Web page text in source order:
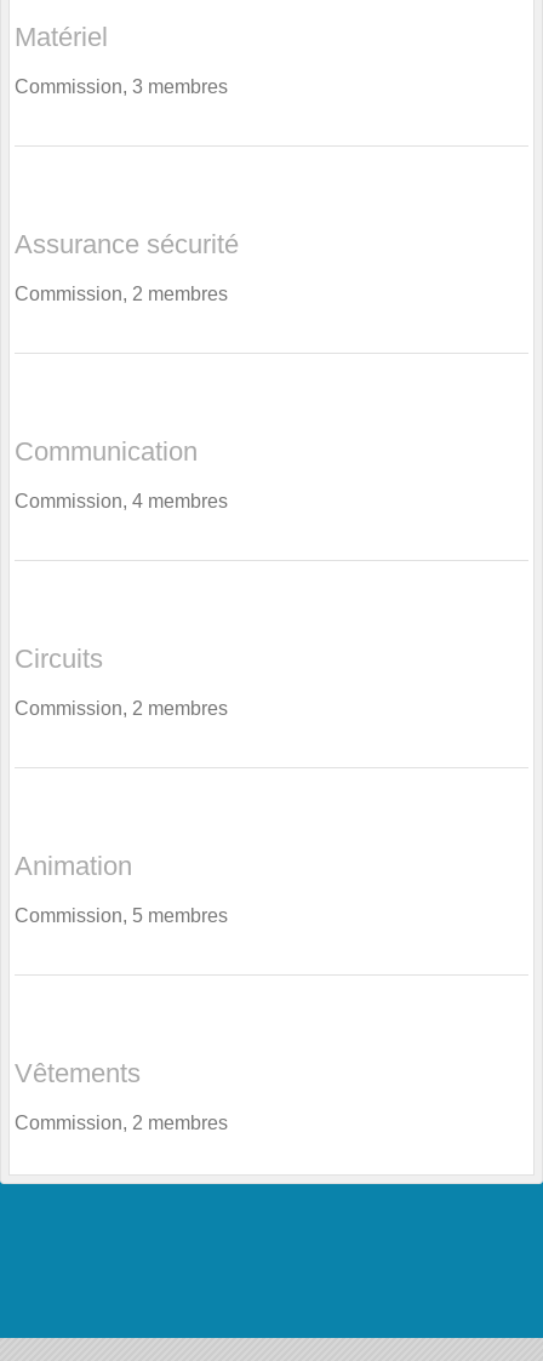
Matériel
Commission, 3 membres
Assurance sécurité
Commission, 2 membres
Communication
Commission, 4 membres
Circuits
Commission, 2 membres
Animation
Commission, 5 membres
Vêtements
Commission, 2 membres